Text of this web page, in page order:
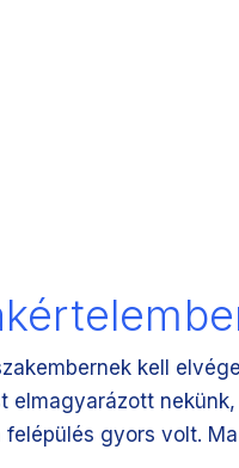
kell
elmagyarázott
gyors volt.